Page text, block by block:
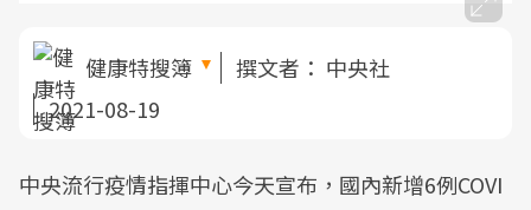
健康特搜簿 撰文者： 中央社
2021-08-19
中央流行疫情指揮中心今天宣布，國內新增6例COVI